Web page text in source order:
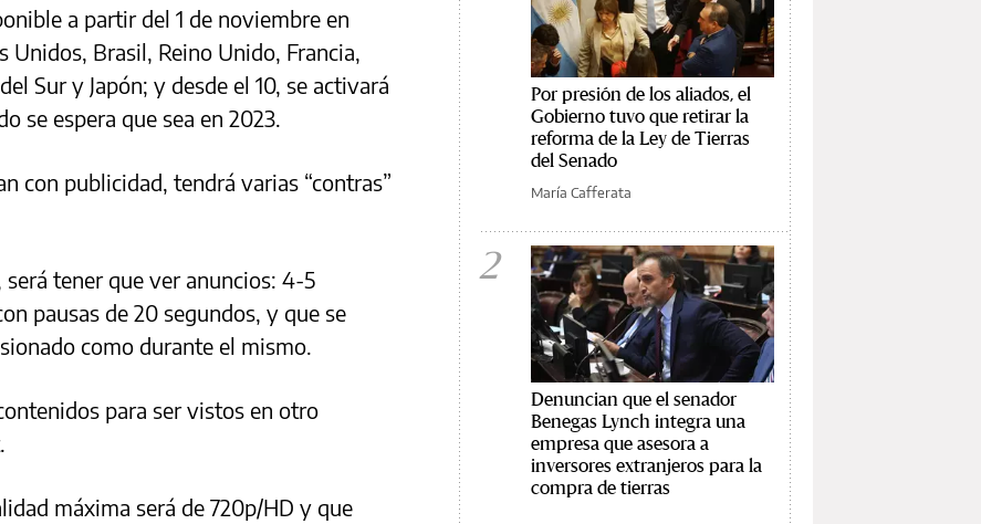
a partir del 1 de noviembre en
Unidos, Brasil, Reino Unido, Francia,
Sur y Japón; y desde el 10, se activará
se espera que sea en 2023.
con publicidad, tendrá varias “contras”
tener que ver anuncios: 4-5
pausas de 20 segundos, y que se
como durante el mismo.
para ser vistos en otro
máxima será de 720p/HD y que
Por presión de los aliados, el
Gobierno tuvo que retirar la
reforma de la Ley de Tierras
del Senado
María Cafferata
2
Denuncian que el senador
Benegas Lynch integra una
empresa que asesora a
inversores extranjeros para la
compra de tierras